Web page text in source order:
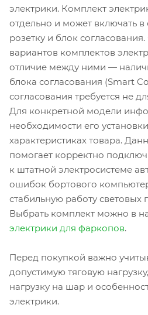
электрики. Комплект
отдельно и может включать в
розетку и блок
вариантов комплектов
отличие между ними —
блока согласования (Smart
согласования требуется не
Для конкретной модели
необходимости его
характеристиках товара.
помогает корректно
к штатной электросистеме
ошибок бортового
стабильную работу
Выбрать комплект можно в
электрики для фаркопов.
Перед покупкой важно
допустимую тяговую
нагрузку на шар и
электрики.